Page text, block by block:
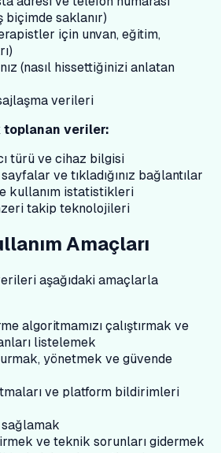
biçimde saklanır)
için unvan, eğitim,
(nasıl hissettiğinizi anlatan
verileri
toplanan veriler:
türü ve cihaz bilgisi
ve tıkladığınız bağlantılar
kullanım istatistikleri
takip teknolojileri
Amaçları
aşağıdaki amaçlarla
algoritmamızı çalıştırmak ve
listelemek
yönetmek ve güvende
ve platform bildirimleri
ve teknik sorunları gidermek